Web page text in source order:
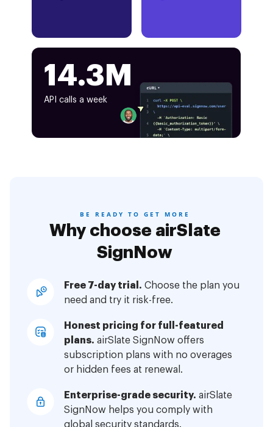
14.3M
API calls a week
BE READY TO GET MORE
Why choose airSlate
SignNow
Free 7-day trial. Choose the plan you
need and try it risk-free.
Honest pricing for full-featured
plans. airSlate SignNow offers
subscription plans with no overages
or hidden fees at renewal.
Enterprise-grade security. airSlate
SignNow helps you comply with
global security standards.